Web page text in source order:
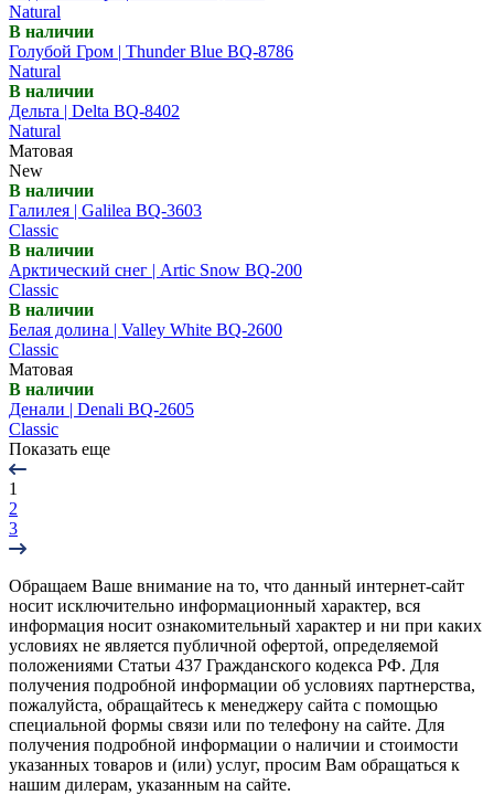
Natural
В наличии
Голубой Гром | Thunder Blue BQ-8786
Natural
В наличии
Дельта | Delta BQ-8402
Natural
Матовая
New
В наличии
Галилея | Galilea BQ-3603
Classic
В наличии
Арктический снег | Artic Snow BQ-200
Classic
В наличии
Белая долина | Valley White BQ-2600
Classic
Матовая
В наличии
Денали | Denali BQ-2605
Classic
Показать еще
1
2
3
Обращаем Ваше внимание на то, что данный интернет-сайт
носит исключительно информационный характер, вся
информация носит ознакомительный характер и ни при каких
условиях не является публичной офертой, определяемой
положениями Статьи 437 Гражданского кодекса РФ. Для
получения подробной информации об условиях партнерства,
пожалуйста, обращайтесь к менеджеру сайта с помощью
специальной формы связи или по телефону на сайте. Для
получения подробной информации о наличии и стоимости
указанных товаров и (или) услуг, просим Вам обращаться к
нашим дилерам, указанным на сайте.